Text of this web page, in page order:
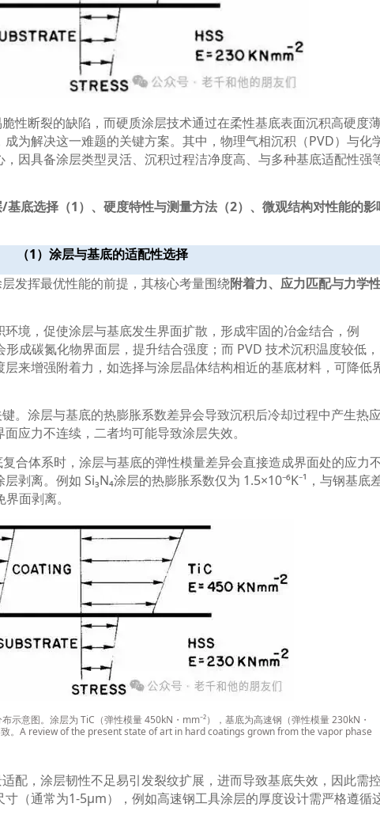
性断裂的缺陷，而硬质涂层技术通过在柔性基底表面沉积高硬度
为解决这一难题的关键方案。其中，物理气相沉积（PVD）与化
，因具备涂层类型灵活、沉积过程洁净度高、与多种基底适配性强
/基底选择（1）、硬度特性与测量方法（2）、微观结构对性能的影
（1）涂层与基底的适配性选择
发挥最优性能的前提，其核心考量围绕附着力、应力匹配与力学
环境，促使涂层与基底发生界面扩散，形成牢固的冶金结合，例
成碳氮化物界面层，提升结合强度；而 PVD技术沉积温度较低
来增强附着力，如选择与涂层晶体结构相近的基底材料，可降低
。涂层与基底的热膨胀系数差异会导致沉积后冷却过程中产生热应
应力不连续，二者均可能导致涂层失效。
复合体系时，涂层与基底的弹性模量差异会直接造成界面处的应力
层剥离。例如 Si₃N₄涂层的热膨胀系数仅为 1.5×10⁻⁶K⁻¹ ，与钢基底
面剥离。
布示意图。涂层为 TiC （弹性模量450kN ・ mm⁻²），基底为高速钢（弹性模量230kN ・
。A review of the present state of art in hard coatings grown from the vapor phase
配，涂层韧性不足易引发裂纹扩展，进而导致基底失效，因此需
寸（通常为1-5μm），例如高速钢工具涂层的厚度设计需严格遵循